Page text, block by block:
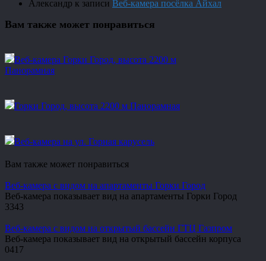
Александр к записи Веб-камера посёлка Айхал
Вам также может понравиться
Веб-камера Горки Город, высота 2200 м
Панорамная
Горки Город, высота 2200 м Панорамная
Веб-камера на ул. Горная карусель
Вам также может понравиться
Веб-камера с видом на апартаменты Горки Город
Веб-камера показывает вид на апартаменты Горки Город
3343
Веб-камера с видом на открытый бассейн ГТЦ Газпром
Веб-камера показывает вид на открытый бассейн корпуса
0417